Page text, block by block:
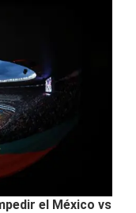
el México vs